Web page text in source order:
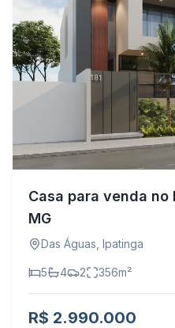
Casa para venda no
MG
Das Águas Ipatinga
5 4 2 356m²
R$ 2.990.000